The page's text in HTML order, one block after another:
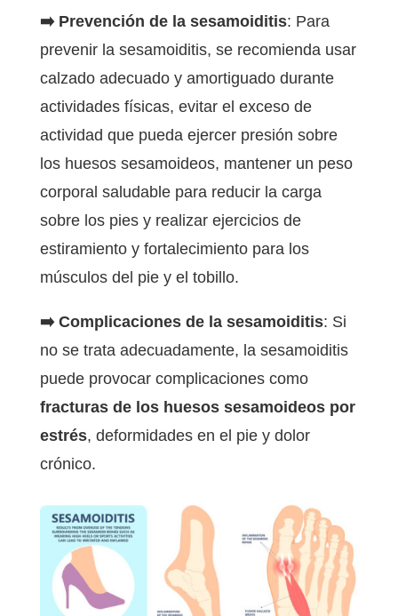
➡️ Prevención de la sesamoiditis: Para
prevenir la sesamoiditis, se recomienda usar
calzado adecuado y amortiguado durante
actividades físicas, evitar el exceso de
actividad que pueda ejercer presión sobre
los huesos sesamoideos, mantener un peso
corporal saludable para reducir la carga
sobre los pies y realizar ejercicios de
estiramiento y fortalecimiento para los
músculos del pie y el tobillo.
➡️ Complicaciones de la sesamoiditis: Si
no se trata adecuadamente, la sesamoiditis
puede provocar complicaciones como
fracturas de los huesos sesamoideos por
estrés, deformidades en el pie y dolor
crónico.